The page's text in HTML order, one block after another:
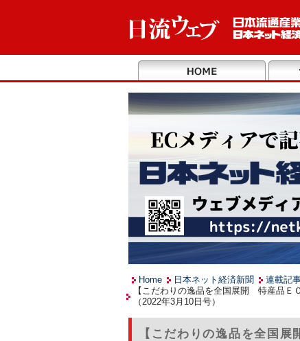
Home 日本ネット経済新聞 連載記
【こだわりの逸品を全国展開 特産品Ｅ
（2022年3月10日号）
【こだわりの逸品を全国